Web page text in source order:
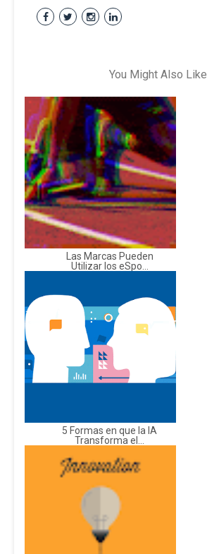
You Might Also Like
Las Marcas Pueden
Utilizar los eSpo...
5 Formas en que la IA
Transforma el...